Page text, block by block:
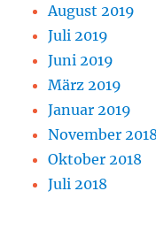
August 2019
Juli 2019
Juni 2019
März 2019
Januar 2019
November 2018
Oktober 2018
Juli 2018